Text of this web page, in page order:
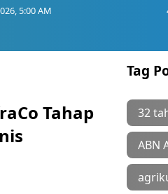
5:00 AM
Tahap
Tag
32
ABN